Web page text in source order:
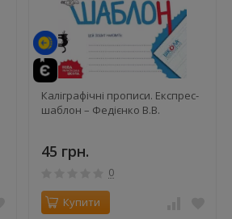
Каліграфічні прописи. Експрес-
шаблон – Федієнко В.В.
45 грн.
0
Купити